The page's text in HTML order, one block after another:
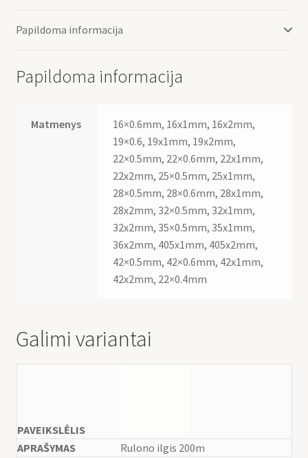
Papildoma informacija
Papildoma informacija
Matmenys
16×0.6mm, 16x1mm, 16x2mm,
19×0.6, 19x1mm, 19x2mm,
22×0.5mm, 22×0.6mm, 22x1mm,
22x2mm, 25×0.5mm, 25x1mm,
28×0.5mm, 28×0.6mm, 28x1mm,
28x2mm, 32×0.5mm, 32x1mm,
32x2mm, 35×0.5mm, 35x1mm,
36x2mm, 405x1mm, 405x2mm,
42×0.5mm, 42×0.6mm, 42x1mm,
42x2mm, 22×0.4mm
Galimi variantai
Rulono ilgis 200m